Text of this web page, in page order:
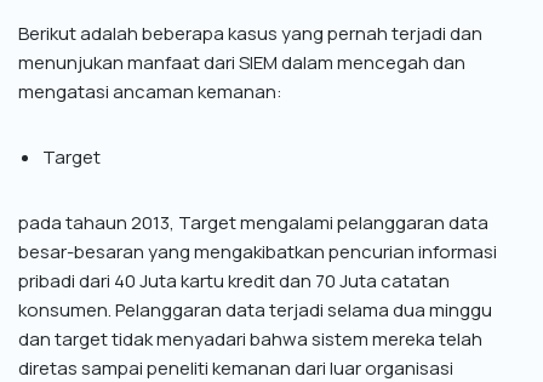
Berikut adalah beberapa kasus yang pernah terjadi dan
menunjukan manfaat dari SIEM dalam mencegah dan
mengatasi ancaman kemanan:
Target
pada tahaun 2013, Target mengalami pelanggaran data
besar-besaran yang mengakibatkan pencurian informasi
pribadi dari 40 Juta kartu kredit dan 70 Juta catatan
konsumen. Pelanggaran data terjadi selama dua minggu
dan target tidak menyadari bahwa sistem mereka telah
diretas sampai peneliti kemanan dari luar organisasi